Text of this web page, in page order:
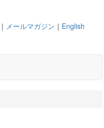
メールマガジン ｜ English